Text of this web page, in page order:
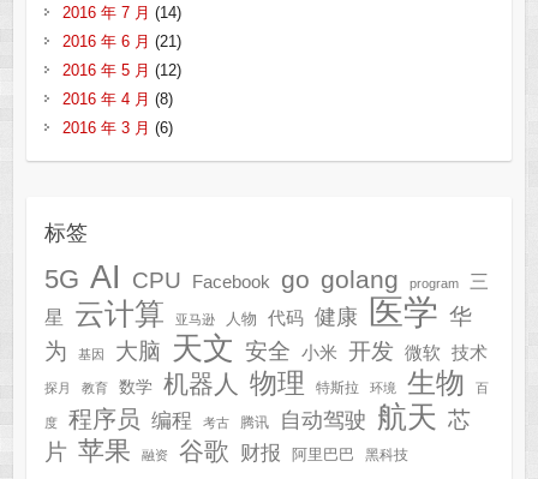
2016 年 7 月 (14)
2016 年 6 月 (21)
2016 年 5 月 (12)
2016 年 4 月 (8)
2016 年 3 月 (6)
标签
5G AI CPU Facebook go golang program
三
星
云计算 亚马逊 人物 代码 健康 医学 华
为
基因 大脑 天文 安全 小米 开发 微软 技术
探月 教育 数学 机器人 物理 特斯拉 环境 生物 百
度 程序员 编程 考古 腾讯 自动驾驶 航天 芯
片 苹果 融资 谷歌 财报 阿里巴巴 黑科技